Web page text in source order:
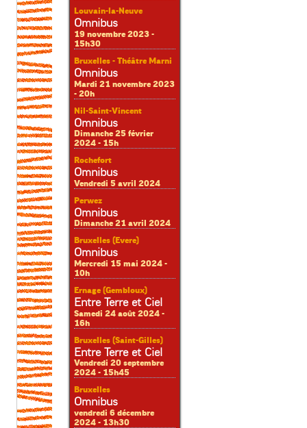
Louvain-la-Neuve
Omnibus
19 novembre 2023 -
15h30
Bruxelles - Théâtre Marni
Omnibus
Mardi 21 novembre 2023
- 20h
Nil-Saint-Vincent
Omnibus
Dimanche 25 février
2024 - 15h
Rochefort
Omnibus
Vendredi 5 avril 2024
Perwez
Omnibus
Dimanche 21 avril 2024
Bruxelles (Evere)
Omnibus
Mercredi 15 mai 2024 -
10h
Ernage (Gembloux)
Entre Terre et Ciel
Samedi 24 août 2024 -
16h
Bruxelles (Saint-Gilles)
Entre Terre et Ciel
Vendredi 20 septembre
2024 - 15h45
Bruxelles
Omnibus
vendredi 6 décembre
2024 - 13h30